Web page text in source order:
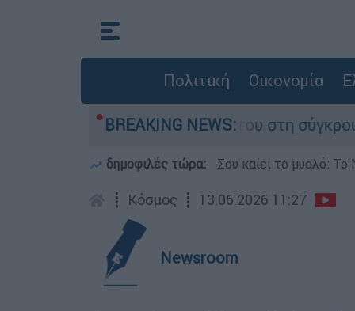
Πολιτική Οικονομία
BREAKING NEWS:
που έχασε τη ζωή του στη σύγκρουση
δημοφιλές τώρα: Σου καίει το μυαλό:
┋ Κόσμος ┋ 13.06.2026 11:27
Newsroom